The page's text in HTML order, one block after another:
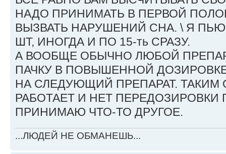
НАДО ПРИНИМАТЬ В ПЕРВОЙ
ВЫЗВАТЬ НАРУШЕНИЙ СНА. \ Я
ШТ, ИНОГДА И ПО 15-ть СРАЗУ.
А ВООБЩЕ ОБЫЧНО ЛЮБОЙ
ПАЧКУ В ПОВЫШЕННОЙ
НА СЛЕДУЮЩИЙ ПРЕПАРАТ. ТАКИМ
РАБОТАЕТ И НЕТ
ПРИНИМАЮ ЧТО-ТО ДРУГОЕ.
...ЛЮДЕЙ НЕ ОБМАНЕШЬ...